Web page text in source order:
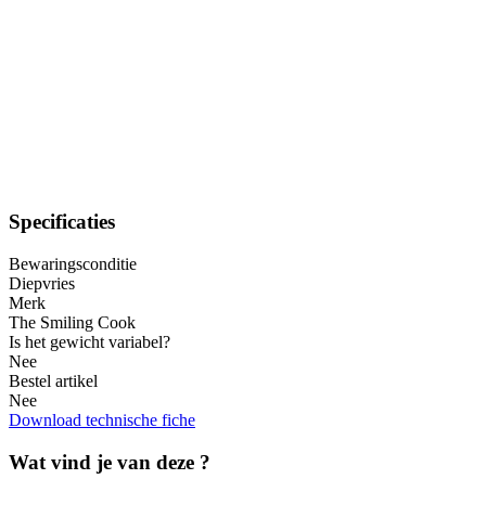
Specificaties
Bewaringsconditie
Diepvries
Merk
The Smiling Cook
Is het gewicht variabel?
Nee
Bestel artikel
Nee
Download technische fiche
Wat vind je van deze ?